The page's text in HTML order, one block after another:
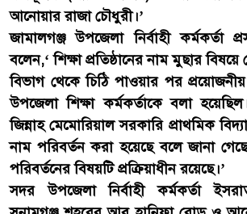
আনোয়ার রাজা চৌধুরী।’
জামালগঞ্জ উপজেলা নির্বাহী কর্মকর্তা
বলেন,‘ শিক্ষা প্রতিষ্ঠানের নাম মুছার
বিভাগ থেকে চিঠি পাওয়ার পর প্রয়োজনীয়
উপজেলা শিক্ষা কর্মকর্তাকে বলা
জিন্নাহ মেমোরিয়াল সরকারি প্রাথমিক
নাম পরিবর্তন করা হয়েছে বলে জানা
পরিবর্তনের বিষয়টি প্রক্রিয়াধীন রয়েছে।’
সদর উপজেলা নির্বাহী কর্মকর্তা